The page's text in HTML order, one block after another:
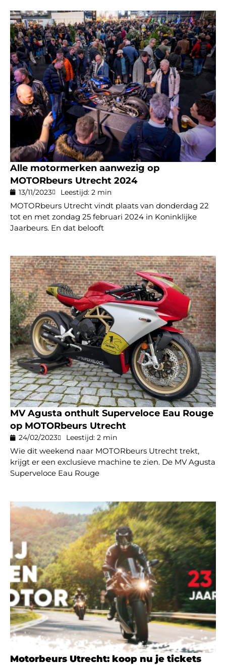
Alle motormerken aanwezig op
MOTORbeurs Utrecht 2024
13/11/2023 Leestijd: 2 min
MOTORbeurs Utrecht vindt plaats van donderdag 22
tot en met zondag 25 februari 2024 in Koninklijke
Jaarbeurs. En dat belooft
MV Agusta onthult Superveloce Eau Rouge
op MOTORbeurs Utrecht
24/02/2023 Leestijd: 2 min
Wie dit weekend naar MOTORbeurs Utrecht trekt,
krijgt er een exclusieve machine te zien. De MV Agusta
Superveloce Eau Rouge
Motorbeurs Utrecht: koop nu je tickets